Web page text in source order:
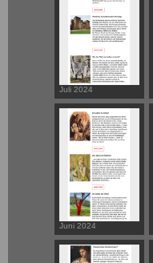
Juli 2024
Juni 2024